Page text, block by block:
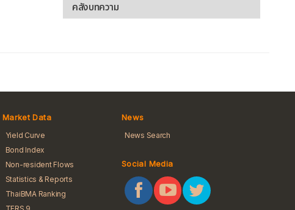
คลังบทความ
Market Data
Yield Curve
Bond Index
Non-resident Flows
Statistics & Reports
ThaiBMA Ranking
News
News Search
Social Media